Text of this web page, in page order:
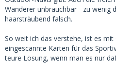
Wanderer unbrauchbar - zu wenig
haarsträubend falsch.
So weit ich das verstehe, ist es mit
eingescannte Karten für das
teure Lösung, wenn man es nur